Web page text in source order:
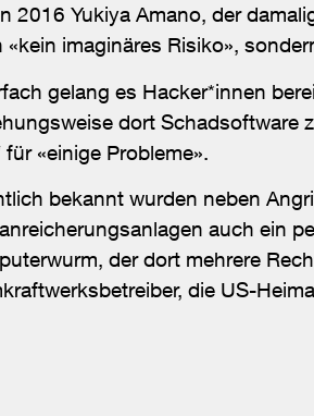
2016 Yukiya Amano, der
«kein imaginäres Risiko»,
gelang es Hacker*innen
dort Schadsoftware
«einige Probleme».
bekannt wurden neben
auch ein
der dort mehrere
die US-